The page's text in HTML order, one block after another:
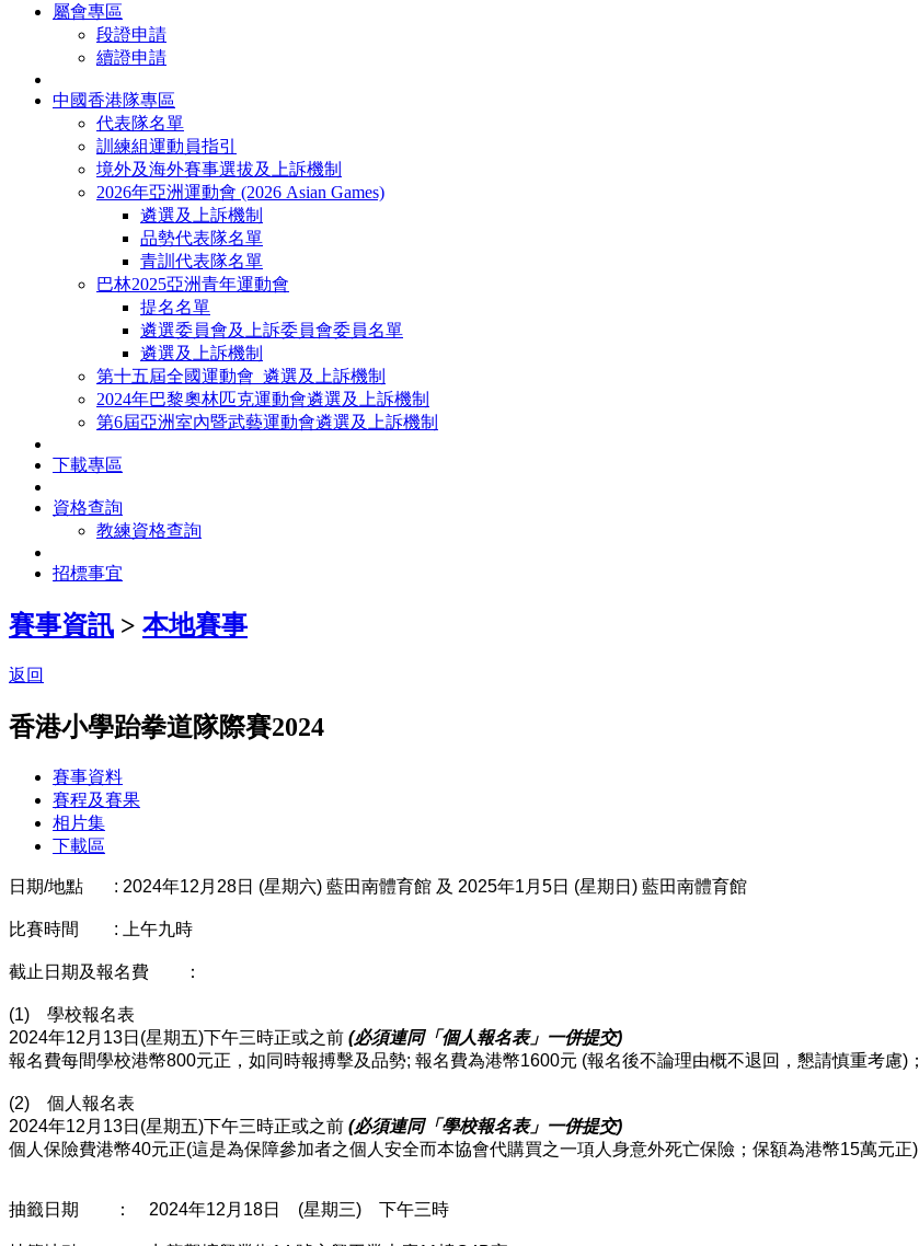
屬會專區
段證申請
續證申請
中國香港隊專區
代表隊名單
訓練組運動員指引
境外及海外賽事選拔及上訴機制
2026年亞洲運動會 (2026 Asian Games)
遴選及上訴機制
品勢代表隊名單
青訓代表隊名單
巴林2025亞洲青年運動會
提名名單
遴選委員會及上訴委員會委員名單
遴選及上訴機制
第十五屆全國運動會_遴選及上訴機制
2024年巴黎奧林匹克運動會遴選及上訴機制
第6屆亞洲室內暨武藝運動會遴選及上訴機制
下載專區
資格查詢
教練資格查詢
招標事宜
賽事資訊 > 本地賽事
返回
香港小學跆拳道隊際賽2024
賽事資料
賽程及賽果
相片集
下載區
日期/地點 : 2024年12月28日 (星期六) 藍田南體育館 及 2025年1月5日 (星期日) 藍田南體育館
比賽時間 : 上午九時
截止日期及報名費 ：
(1) 學校報名表
2024年12月13日(星期五)下午三時正或之前 (必須連同「個人報名表」一併提交)
報名費每間學校港幣800元正，如同時報搏擊及品勢; 報名費為港幣1600元 (報名後不論理由概不退回，懇請慎重考慮)；
(2) 個人報名表
2024年12月13日(星期五)下午三時正或之前 (必須連同「學校報名表」一併提交)
個人保險費港幣40元正(這是為保障參加者之個人安全而本協會代購買之一項人身意外死亡保險；保額為港幣15萬元正)
抽籤日期 ： 2024年12月18日 (星期三) 下午三時